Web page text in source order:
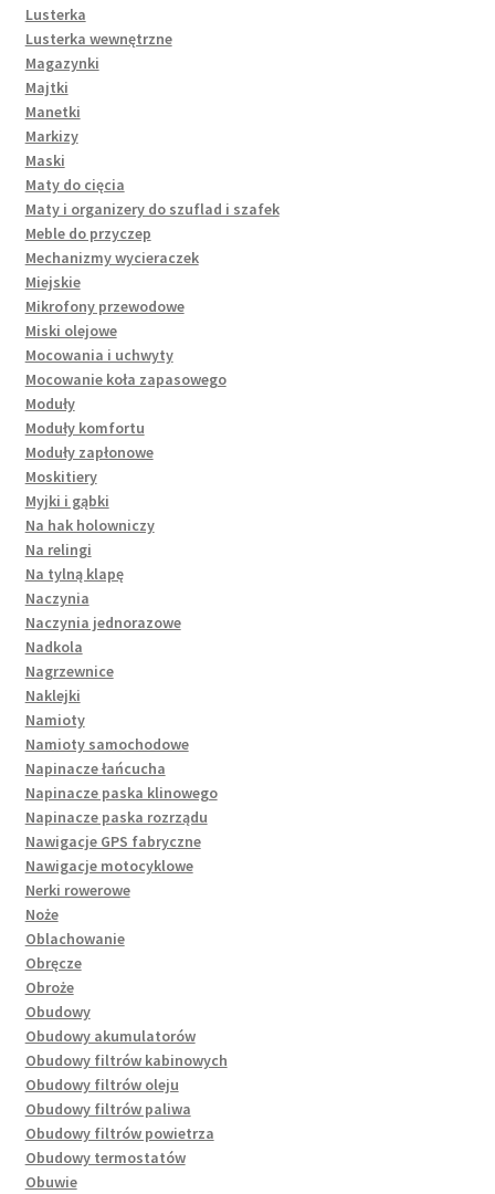
Lusterka
Lusterka wewnętrzne
Magazynki
Majtki
Manetki
Markizy
Maski
Maty do cięcia
Maty i organizery do szuflad i szafek
Meble do przyczep
Mechanizmy wycieraczek
Miejskie
Mikrofony przewodowe
Miski olejowe
Mocowania i uchwyty
Mocowanie koła zapasowego
Moduły
Moduły komfortu
Moduły zapłonowe
Moskitiery
Myjki i gąbki
Na hak holowniczy
Na relingi
Na tylną klapę
Naczynia
Naczynia jednorazowe
Nadkola
Nagrzewnice
Naklejki
Namioty
Namioty samochodowe
Napinacze łańcucha
Napinacze paska klinowego
Napinacze paska rozrządu
Nawigacje GPS fabryczne
Nawigacje motocyklowe
Nerki rowerowe
Noże
Oblachowanie
Obręcze
Obroże
Obudowy
Obudowy akumulatorów
Obudowy filtrów kabinowych
Obudowy filtrów oleju
Obudowy filtrów paliwa
Obudowy filtrów powietrza
Obudowy termostatów
Obuwie